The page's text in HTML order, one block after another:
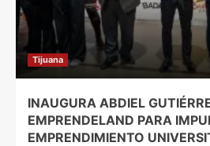
Tijuana
INAUGURA ABDIEL
EMPRENDELAND PARA
EMPRENDIMIENTO